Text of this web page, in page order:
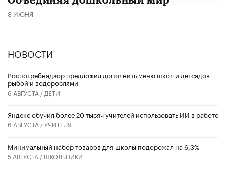
8 ИЮНЯ
НОВОСТИ
Роспотребнадзор предложил дополнить меню школ и детсадов
рыбой и водорослями
6 АВГУСТА / ДЕТИ
​Яндекс обучил более 20 тысяч учителей использовать ИИ в работе
6 АВГУСТА /УЧИТЕЛЯ
Минимальный набор товаров для школы подорожал на 6,3%
5 АВГУСТА / ШКОЛЬНИКИ